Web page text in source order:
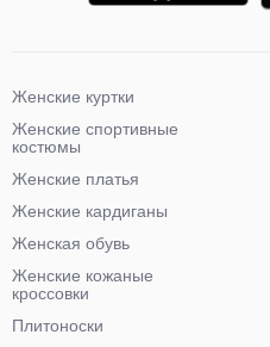
Женские куртки
Женские спортивные
костюмы
Женские платья
Женские кардиганы
Женская обувь
Женские кожаные
кроссовки
Плитоноски